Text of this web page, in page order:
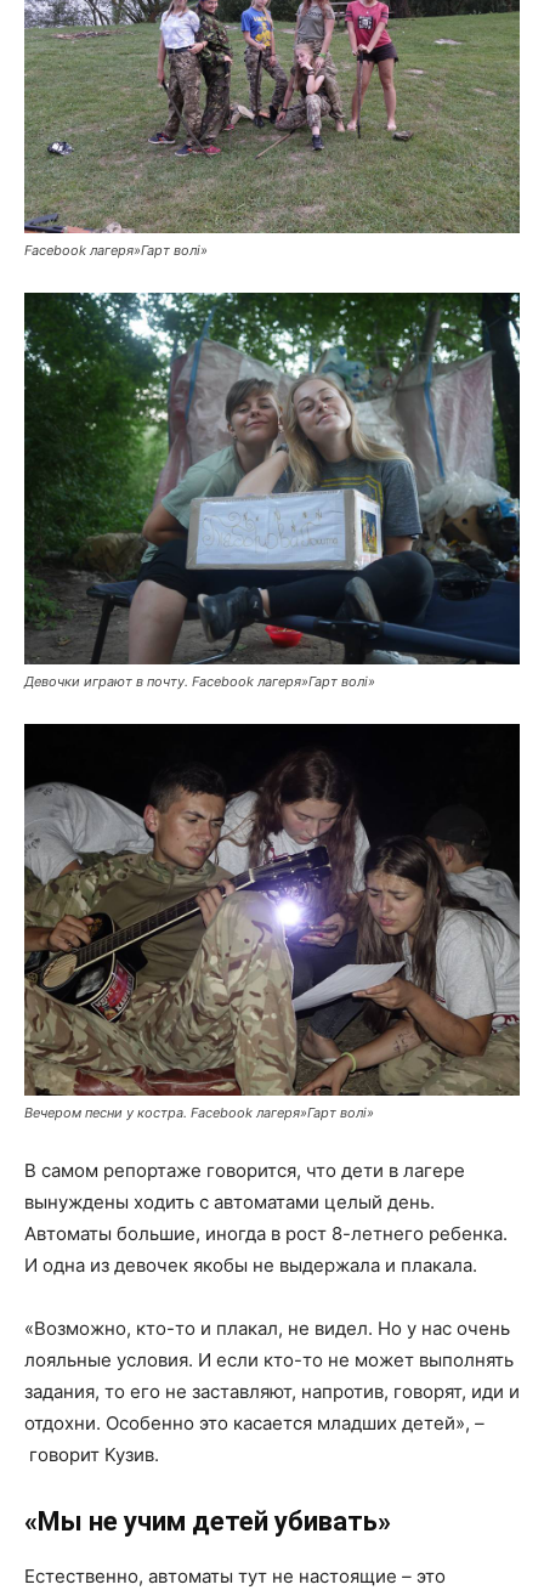
Facebook лагеря»Гарт волі»
Девочки играют в почту. Facebook лагеря»Гарт волі»
Вечером песни у костра. Facebook лагеря»Гарт волі»
В самом репортаже говорится, что дети в лагере
вынуждены ходить с автоматами целый день.
Автоматы большие, иногда в рост 8-летнего ребенка.
И одна из девочек якобы не выдержала и плакала.
«Возможно, кто-то и плакал, не видел. Но у нас очень
лояльные условия. И если кто-то не может выполнять
задания, то его не заставляют, напротив, говорят, иди и
отдохни. Особенно это касается младших детей», –
говорит Кузив.
«Мы не учим детей убивать»
Естественно, автоматы тут не настоящие – это